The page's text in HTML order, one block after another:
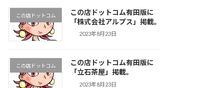
この店ドットコム
この店ドットコム有田版に
「株式会社アルプス」掲載。
2023年8月23日
この店ドットコム
この店ドットコム有田版に
「立石茶屋」掲載。
2023年8月23日